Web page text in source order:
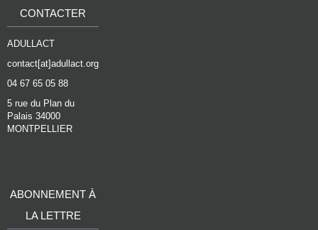
CONTACTER
ADULLACT
contact[at]adullact.org
04 67 65 05 88
5 rue du Plan du
Palais 34000
MONTPELLIER
ABONNEMENT À
LA LETTRE